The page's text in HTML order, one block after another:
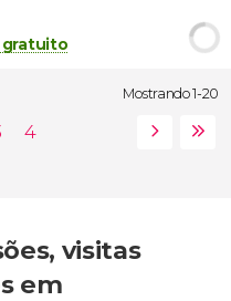
gratuito
Mostrando 1-20
visitas
em